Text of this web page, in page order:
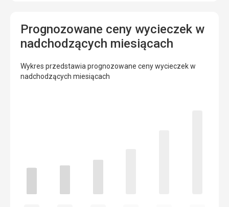
Prognozowane ceny wycieczek w
nadchodzących miesiącach
Wykres przedstawia prognozowane ceny wycieczek w
nadchodzących miesiącach